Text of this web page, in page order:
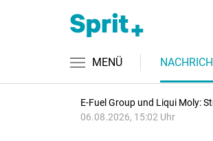
MENÜ
E-Fuel Group und Liqui Moly:
06.08.2026, 15:02 Uhr